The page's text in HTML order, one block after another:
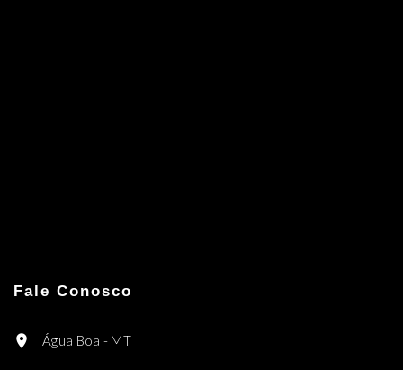
Fale Conosco
Água Boa - MT